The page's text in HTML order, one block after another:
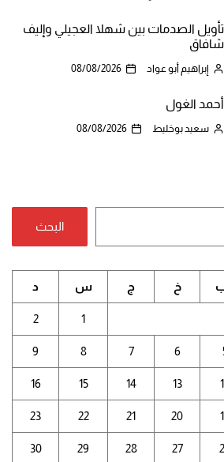
تأويل الصدمات بين شهلا العجيلي وإليف
شافاق
إبراهيم أبو عواد 08/08/2026
أحمد الغول
سعيد بوخليط 08/08/2026
البحث
خ ج س د
1
2
6
7
8
9
13
14
15
16
20
21
22
23
27
28
29
30